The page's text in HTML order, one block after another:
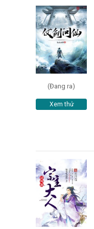
(Đang ra)
Xem thử
Đọc sau
Đăng nhập
Liên hệ
Đóng